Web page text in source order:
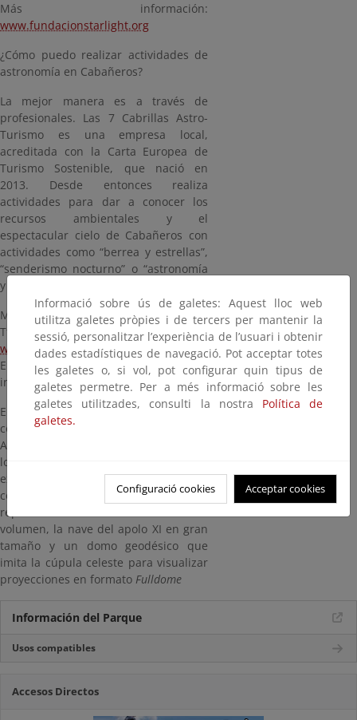
Más información:
www.fundacionstarlight.org
¿Cómo puedo realizar actividades de
astronomía en Cabañeros?
La mejor manera es a través de
profesionales. Las 7 Cabrillas Astro-
Turismo es una empresa local,
acreditada con la Carta Europea de
Turismo Sostenible, que nació en
2013. Desde entonces realiza
actividades para dar a conocer los
recursos ambientales y el
espectacular cielo de Cabañeros con
actividades como “berrea y estrellas”,
“senderismo nocturno” o “astronomía
y mitología”, entre otras.
Más información:
Tfno: 680 637 077
www.astroturismocabaneros.com
Email:
info@astroturismocabaneros.com
El destino Starlight Cabañeros cuenta
con el Centro Turístico Singular
Astronómico-Planetario, en Alcoba de
los Montes, que consta de una sala de
exposiciones con gran variedad de
contenidos astronómicos, una
reproducción del sistema solar en
volumen, la nave del apolo XI en gran
tamaño y un domo geodésico que
imita la cúpula celeste para visualizar
proyecciones en formato Fulldome
Información del Parque
Usos compatibles
Accesos Directos
Informació sobre ús de galetes: Aquest lloc web
utilitza galetes pròpies i de tercers per mantenir la
sessió, personalitzar l’experiència de l’usuari i obtenir
dades estadístiques de navegació. Pot acceptar totes
les galetes o, si vol, pot configurar quin tipus de
galetes permetre. Per a més informació sobre les
galetes utilitzades, consulti la nostra Política de
galetes.
Configuració cookies Acceptar cookies